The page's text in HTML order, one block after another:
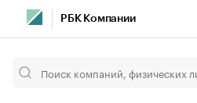
РБК Компании